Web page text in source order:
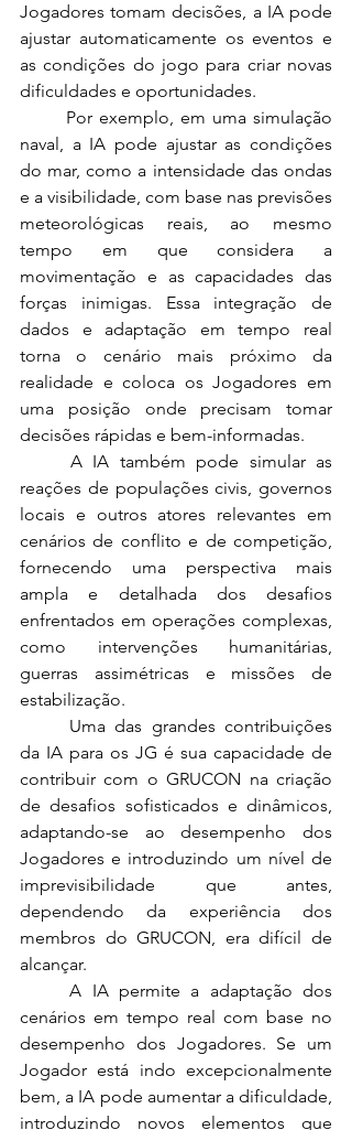
Jogadores tomam decisões, a IA pode
ajustar automaticamente os eventos e
as condições do jogo para criar novas
dificuldades e oportunidades.
naval, a IA pode ajustar as condições
do mar, como a intensidade das ondas
e a visibilidade, com base nas previsões
meteorológicas reais, ao mesmo
tempo em que considera a
movimentação e as capacidades das
forças inimigas. Essa integração de
dados e adaptação em tempo real
torna o cenário mais próximo da
realidade e coloca os Jogadores em
uma posição onde precisam tomar
decisões rápidas e bem-informadas.
reações de populações civis, governos
locais e outros atores relevantes em
cenários de conflito e de competição,
fornecendo uma perspectiva mais
ampla e detalhada dos desafios
enfrentados em operações complexas,
como intervenções humanitárias,
guerras assimétricas e missões de
estabilização.
da IA para os JG é sua capacidade de
contribuir com o GRUCON na criação
de desafios sofisticados e dinâmicos,
adaptando-se ao desempenho dos
Jogadores e introduzindo um nível de
imprevisibilidade que antes,
dependendo da experiência dos
membros do GRUCON, era difícil de
alcançar.
	A IA permite a adaptação dos
cenários em tempo real com base no
desempenho dos Jogadores. Se um
Jogador está indo excepcionalmente
bem, a IA pode aumentar a dificuldade,
introduzindo novos elementos que